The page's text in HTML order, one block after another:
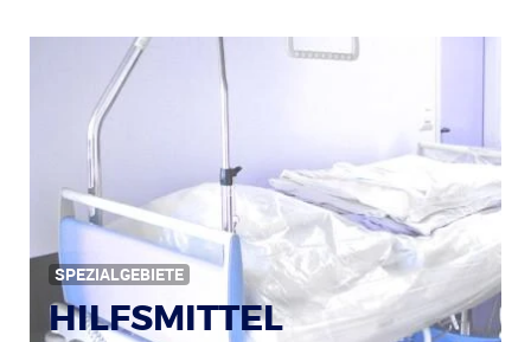
SPEZIALGEBIETE
HILFSMITTEL